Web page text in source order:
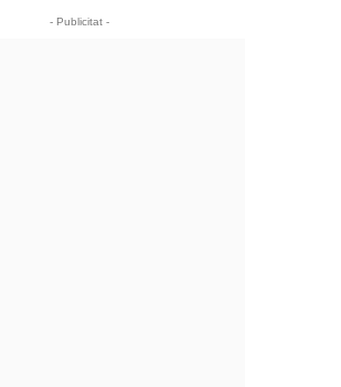
- Publicitat -